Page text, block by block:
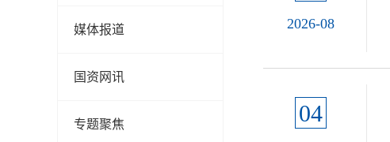
媒体报道
国资网讯
专题聚焦
2026-08
04